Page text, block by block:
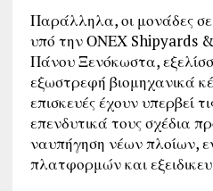
Παράλληλα, οι μονάδες
υπό την ΟΝΕΧ Shipyards
Πάνου Ξενόκωστα,
εξωστρεφή βιομηχανικά
επισκευές έχουν υπερβεί
επενδυτικά τους σχέδια
ναυπήγηση νέων πλοίων,
πλατφορμών και